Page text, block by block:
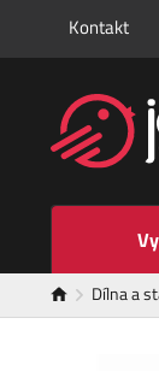
Kontakt
Dílna a